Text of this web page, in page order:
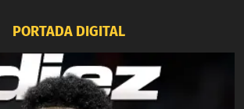
PORTADA DIGITAL